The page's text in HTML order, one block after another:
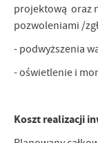
projektową oraz
pozwoleniami /
- podwyższenia
- oświetlenie i
Koszt realizacji